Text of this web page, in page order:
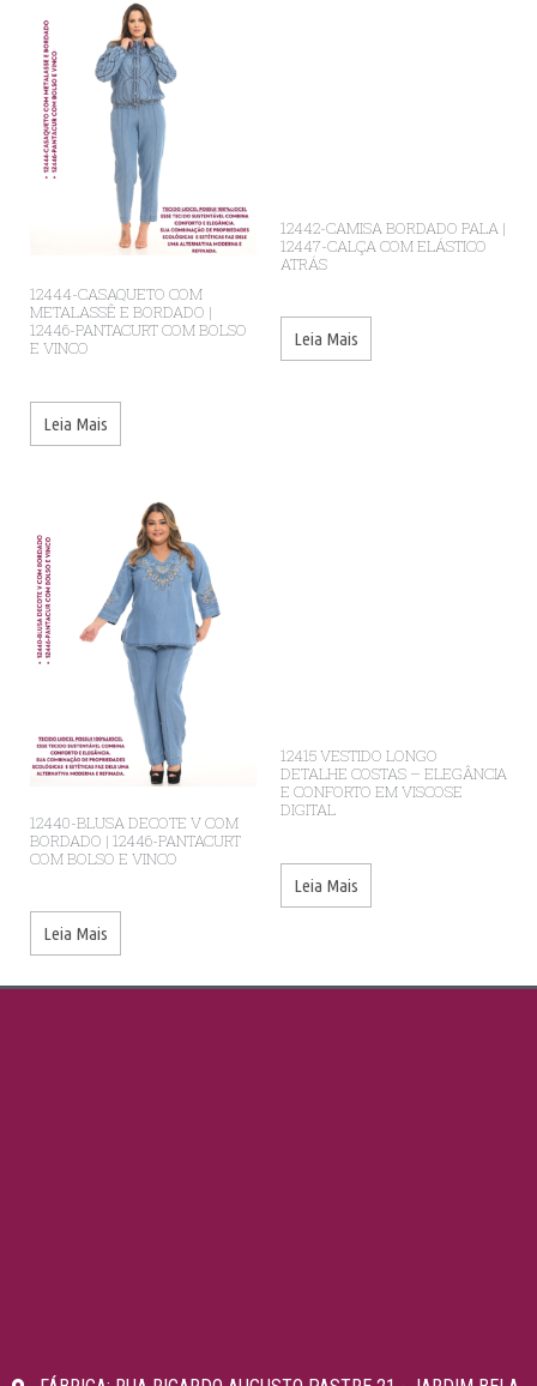
12444-CASAQUETO COM
METALASSÊ E BORDADO |
12446-PANTACURT COM BOLSO
E VINCO
Leia Mais
12442-CAMISA BORDADO PALA |
12447-CALÇA COM ELÁSTICO
ATRÁS
Leia Mais
12440-BLUSA DECOTE V COM
BORDADO | 12446-PANTACURT
COM BOLSO E VINCO
Leia Mais
12415 VESTIDO LONGO
DETALHE COSTAS – ELEGÂNCIA
E CONFORTO EM VISCOSE
DIGITAL
Leia Mais